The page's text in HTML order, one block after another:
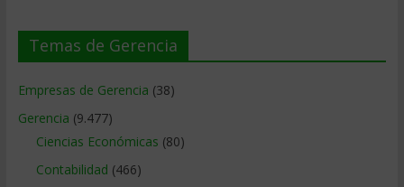
Temas de Gerencia
Empresas de Gerencia (38)
Gerencia (9.477)
Ciencias Económicas (80)
Contabilidad (466)